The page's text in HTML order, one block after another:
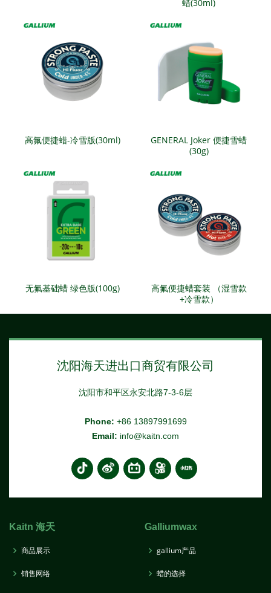
蜡(30ml)
高氟便捷蜡-冷雪版(30ml)
GENERAL Joker 便捷雪蜡
(30g)
无氟基础蜡 绿色版(100g)
高氟便捷蜡套装 （湿雪款
+冷雪款）
沈阳海天进出口商贸有限公司
沈阳市和平区永安北路7-3-6层
Phone: +86 13897991699
Email: info@kaitn.com
Kaitn 海天
商品展示
销售网络
Galliumwax
gallium产品
蜡的选择